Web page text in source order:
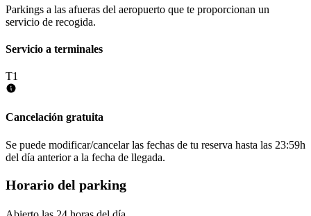
Parkings a las afueras del aeropuerto que te proporcionan un
servicio de recogida.
Servicio a terminales
T1
Cancelación gratuita
Se puede modificar/cancelar las fechas de tu reserva hasta las 23:59h
del día anterior a la fecha de llegada.
Horario del parking